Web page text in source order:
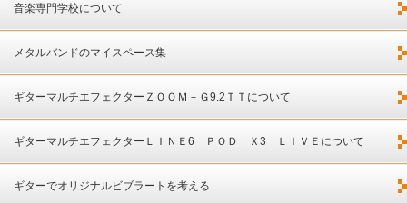
音楽専門学校について
メタルバンドのマイスペース集
ギターマルチエフェクターＺＯＯＭ－Ｇ9.2ＴＴについて
ギターマルチエフェクターＬＩＮＥ6 ＰＯＤ Ｘ3 ＬＩＶＥについて
ギターでオリジナルビブラートを考える